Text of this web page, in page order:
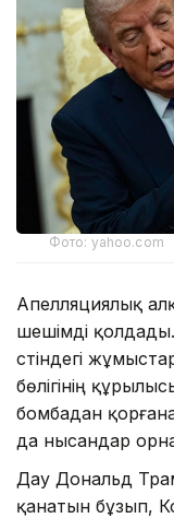
Фото: yahoo.com
Апелляциялық
шешімді
үстіндегі
бөлігінің
бомбадан
да нысандар
Дау Дональд
қанатын бұзып,